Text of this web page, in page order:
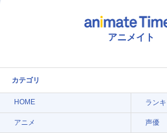
アニメイト
カテゴリ
HOME ラン
アニメ 声優